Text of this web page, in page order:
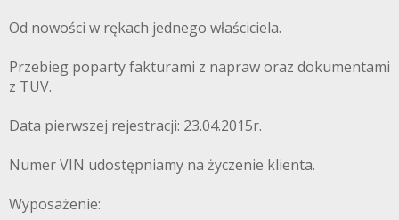
Od nowości w rękach jednego właściciela.
Przebieg poparty fakturami z napraw oraz dokumentami
z TUV.
Data pierwszej rejestracji: 23.04.2015r.
Numer VIN udostępniamy na życzenie klienta.
Wyposażenie: